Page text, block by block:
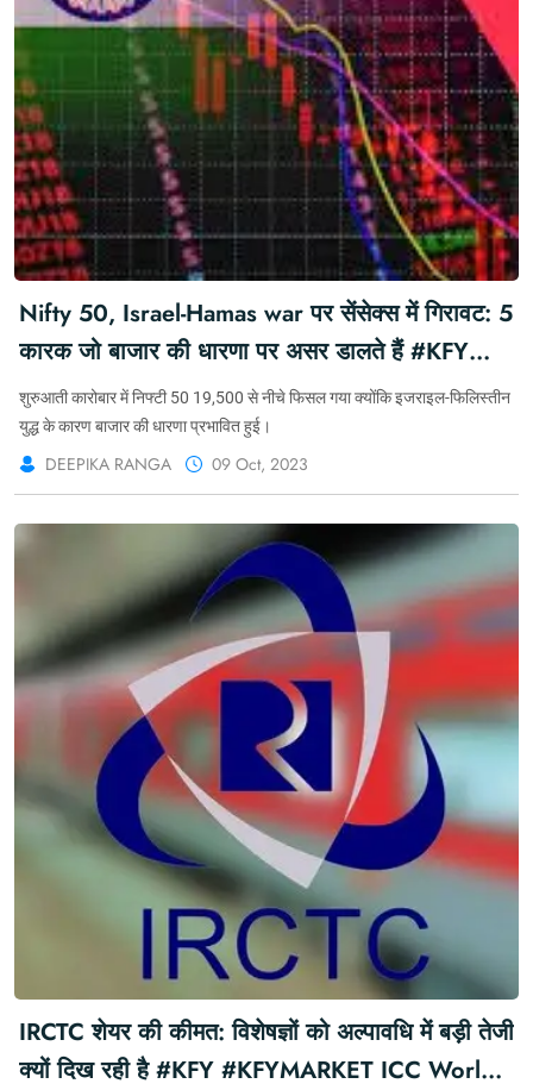
Nifty 50, Israel-Hamas war पर सेंसेक्स में गिरावट: 5
कारक जो बाजार की धारणा पर असर डालते हैं #KFY
#KFYMARKET #KFYBREAKING
#MARKETFORYOU
शुरुआती कारोबार में निफ्टी 50 19,500 से नीचे फिसल गया क्योंकि इजराइल-फिलिस्तीन
युद्ध के कारण बाजार की धारणा प्रभावित हुई।
DEEPIKA RANGA 09 Oct, 2023
IRCTC शेयर की कीमत: विशेषज्ञों को अल्पावधि में बड़ी तेजी
क्यों दिख रही है #KFY #KFYMARKET ICC World